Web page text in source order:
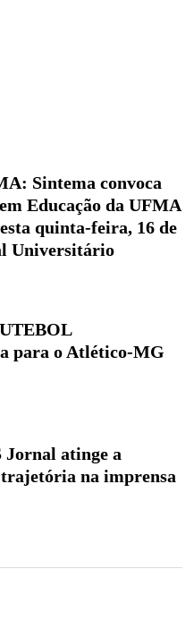
Sintema convoca
Educação da UFMA
quinta-feira, 16 de
Universitário
para o Atlético-MG
Jornal atinge a
trajetória na imprensa